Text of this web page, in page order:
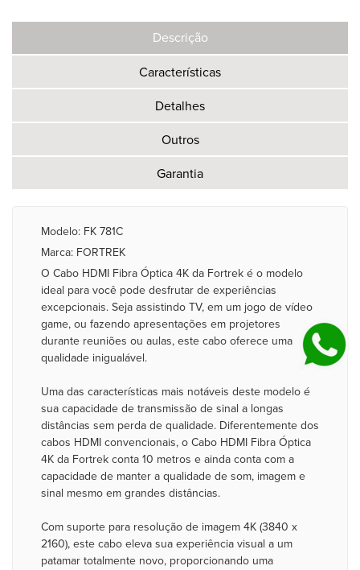
Descrição
Características
Detalhes
Outros
Garantia
Modelo: FK 781C
Marca: FORTREK
O Cabo HDMI Fibra Óptica 4K da Fortrek é o modelo
ideal para você pode desfrutar de experiências
excepcionais. Seja assistindo TV, em um jogo de vídeo
game, ou fazendo apresentações em projetores
durante reuniões ou aulas, este cabo oferece uma
qualidade inigualável.
Uma das características mais notáveis deste modelo é
sua capacidade de transmissão de sinal a longas
distâncias sem perda de qualidade. Diferentemente dos
cabos HDMI convencionais, o Cabo HDMI Fibra Óptica
4K da Fortrek conta 10 metros e ainda conta com a
capacidade de manter a qualidade de som, imagem e
sinal mesmo em grandes distâncias.
Com suporte para resolução de imagem 4K (3840 x
2160), este cabo eleva sua experiência visual a um
patamar totalmente novo, proporcionando uma